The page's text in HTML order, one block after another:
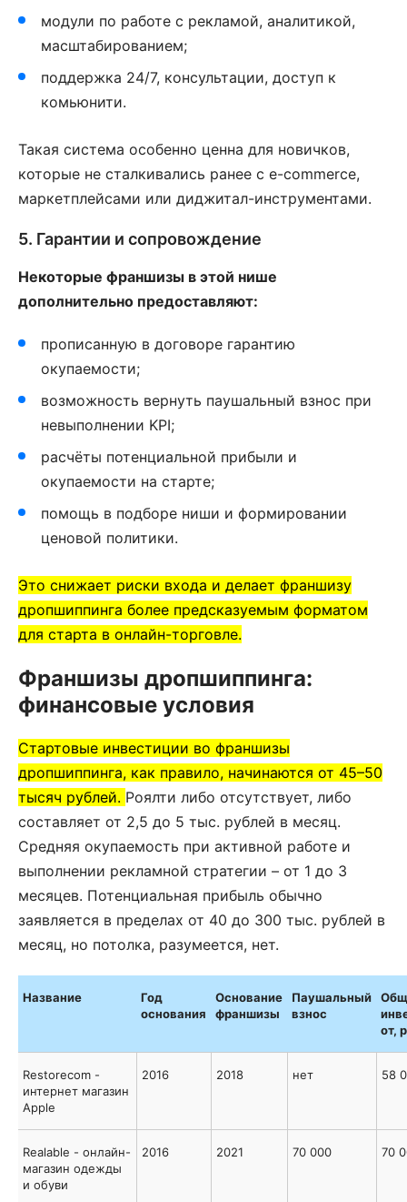
модули по работе с рекламой, аналитикой,
масштабированием;
поддержка 24/7, консультации, доступ к
комьюнити.
Такая система особенно ценна для новичков,
которые не сталкивались ранее с e-commerce,
маркетплейсами или диджитал-инструментами.
5. Гарантии и сопровождение
Некоторые франшизы в этой нише
дополнительно предоставляют:
прописанную в договоре гарантию
окупаемости;
возможность вернуть паушальный взнос при
невыполнении KPI;
расчёты потенциальной прибыли и
окупаемости на старте;
помощь в подборе ниши и формировании
ценовой политики.
Это снижает риски входа и делает франшизу
дропшиппинга более предсказуемым форматом
для старта в онлайн-торговле.
Франшизы дропшиппинга:
финансовые условия
Стартовые инвестиции во франшизы
дропшиппинга, как правило, начинаются от 45–50
тысяч рублей. Роялти либо отсутствует, либо
составляет от 2,5 до 5 тыс. рублей в месяц.
Средняя окупаемость при активной работе и
выполнении рекламной стратегии – от 1 до 3
месяцев. Потенциальная прибыль обычно
заявляется в пределах от 40 до 300 тыс. рублей в
месяц, но потолка, разумеется, нет.
Название
Год
основания
Основание
франшизы
Паушальный
взнос
от,
Restorecom -
интернет магазин
Apple
2016 2018 нет 58
Realable - онлайн-
магазин одежды
и обуви
2016 2021 70 000 70